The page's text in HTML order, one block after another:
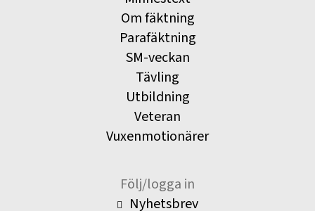
Om fäktning
Parafäktning
SM-veckan
Tävling
Utbildning
Veteran
Vuxenmotionärer
Följ/logga in
Nyhetsbrev